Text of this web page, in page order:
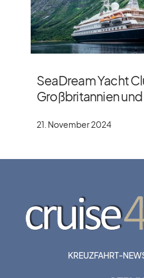
SeaDream Yacht
Großbritannien und
21. November 2024
KREUZFAHRT-